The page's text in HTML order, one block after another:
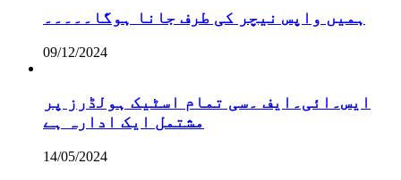
ہمیں واپس نیچر کی طرف جانا ہوگا۔۔۔۔۔
09/12/2024
ایس۔ائی۔ایف ۔سی تمام اسٹیک ہولڈرز پر
مشتمل ایک ادارہ ہے
14/05/2024